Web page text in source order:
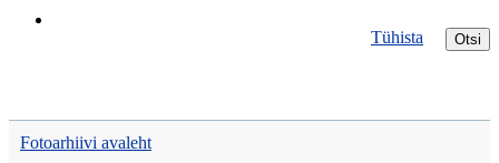
Otsi
Tühista
Fotoarhiivi avaleht